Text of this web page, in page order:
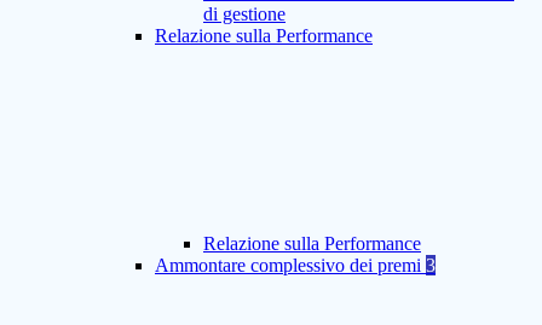
di gestione
Relazione sulla Performance
Relazione sulla Performance
Ammontare complessivo dei premi 3